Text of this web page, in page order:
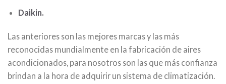
Daikin.
Las anteriores son las mejores marcas y las más
reconocidas mundialmente en la fabricación de aires
acondicionados, para nosotros son las que más confianza
brindan a la hora de adquirir un sistema de climatización.